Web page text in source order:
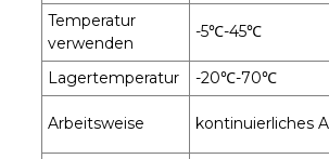
Temperatur
verwenden
-5℃-45℃
Lagertemperatur -20℃-70℃
Arbeitsweise kontinuierliches